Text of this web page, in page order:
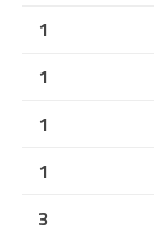
1
1
1
1
3